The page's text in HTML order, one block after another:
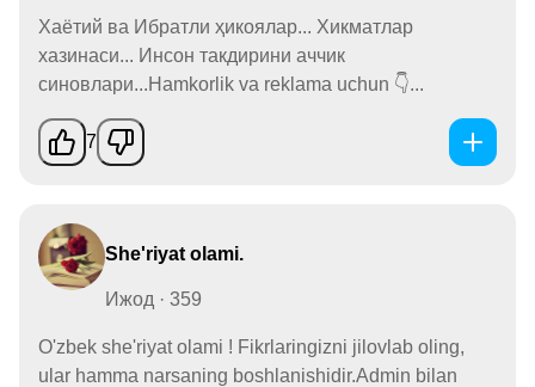
Хаётий ва Ибратли ҳикоялар... Хикматлар
хазинаси... Инсон такдирини аччик
синовлари...Hamkorlik va reklama uchun 👇...
7
She'riyat olami.
Ижод · 359
O'zbek she'riyat olami ! Fikrlaringizni jilovlab oling,
ular hamma narsaning boshlanishidir.Admin bilan